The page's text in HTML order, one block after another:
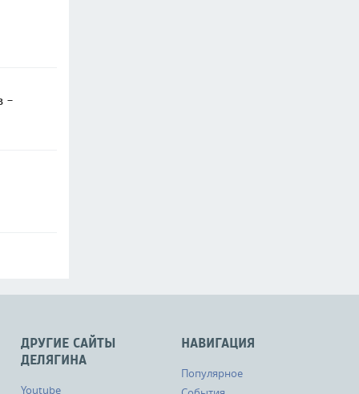
-
НАВИГАЦИЯ
Популярное
ДРУГИЕ САЙТЫ
ДЕЛЯГИНА
Youtube